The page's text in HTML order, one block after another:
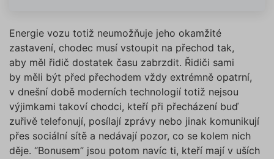
Energie vozu totiž neumožňuje jeho okamžité
zastavení, chodec musí vstoupit na přechod tak,
aby měl řidič dostatek času zabrzdit. Řidiči sami
by měli být před přechodem vždy extrémně opatrní,
v dnešní době moderních technologií totiž nejsou
výjimkami takoví chodci, kteří při přecházení buď
zuřivě telefonují, posílají zprávy nebo jinak komunikují
přes sociální sítě a nedávají pozor, co se kolem nich
děje. “Bonusem” jsou potom navíc ti, kteří mají v uších